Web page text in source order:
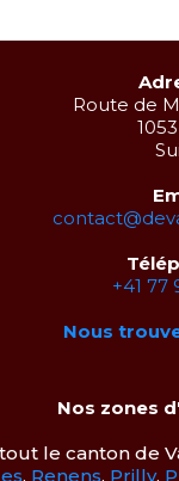
Route de
+41 77
Nous
Nos zones
le canton
, Renens, Prilly,